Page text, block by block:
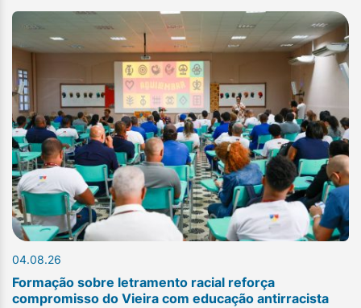
04.08.26
Formação sobre letramento racial reforça
compromisso do Vieira com educação antirracista